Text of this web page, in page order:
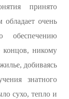
принято
очень
обеспечению
концов, никому
добиваясь
знатного
сухо, тепло и